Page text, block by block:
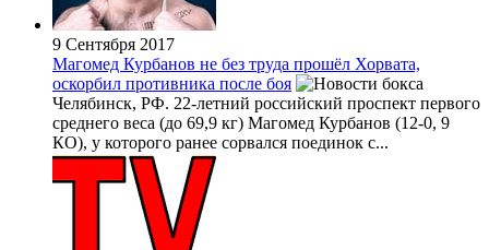
9 Сентября 2017
Магомед Курбанов не без труда прошёл Хорвата,
оскорбил противника после боя
Челябинск, РФ. 22-летний российский проспект первого
среднего веса (до 69,9 кг) Магомед Курбанов (12-0, 9
КО), у которого ранее сорвался поединок с...